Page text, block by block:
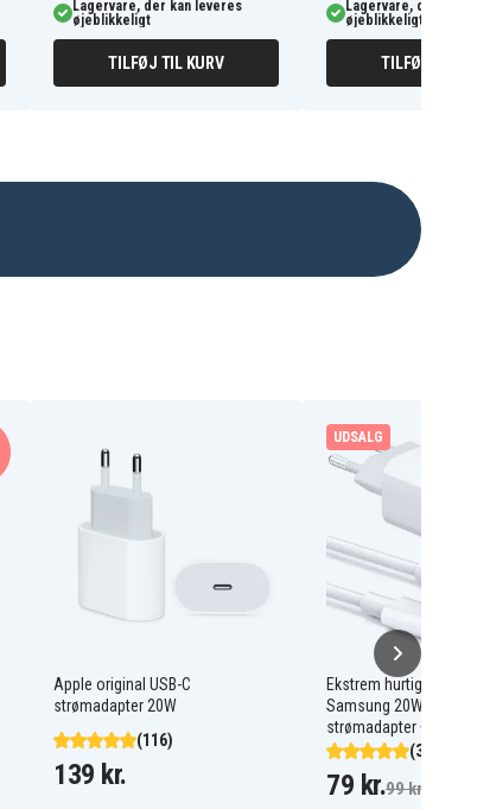
Lagervare, der kan leveres
øjeblikkeligt
TILFØJ TIL KURV
Lagervare, der kan
øjeblikkeligt
TILFØJ TIL
Apple original USB-C
strømadapter 20W
(116)
139 kr.
UDSALG
Ekstrem hurtig
Samsung 20W USB-C
strømadapter + kabel
(323)
79 kr.99 kr.